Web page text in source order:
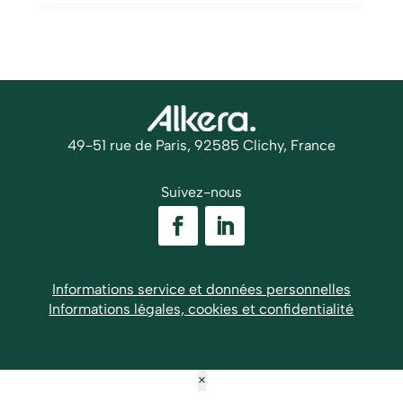
49-51 rue de Paris, 92585 Clichy, France
Suivez-nous
Informations service et données personnelles
Informations légales, cookies et confidentialité
×